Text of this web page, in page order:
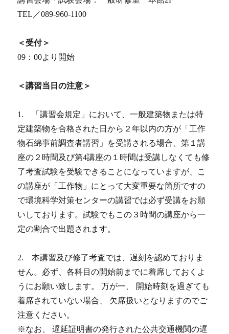
TEL／089-960-1100
＜受付＞
09：00より開始
＜講習当日の注意＞
1. 「講習会規定」において、一般建築物または特
定建築物を合格された日から２年以内の方が「工作
物石綿事前調査者講習」を受講される場合、第１講
座の２時間及び第4講座の１時間は受講しなくても修
了考査試験を受験できることになっていますが、こ
の講座が「工作物」にとって大変重要な箇所ですの
で環境科学対策センターの講習では必ず受講をお願
いしております。試験でもこの３時間の講座から一
定の割合で出題されます。
2. 本講習及び修了考査では、遅刻を認めておりま
せん。必ず、各科目の開始前までに着席しておくよ
うにお願い致します。 万が一、 開始時刻を過ぎても
着席されていない場合、 欠席扱いとなりますのでご
注意ください。
※なお、 遅延証明書の発行された公共交通機関の遅